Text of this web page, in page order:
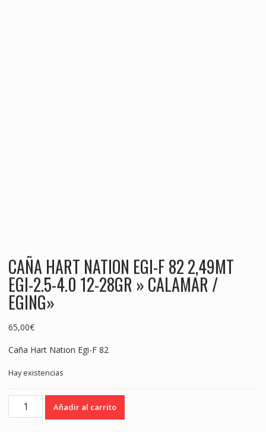
CAÑA HART NATION EGI-F 82 2,49MT
EGI-2.5-4.0 12-28GR » CALAMAR /
EGING»
65,00€
Caña Hart Nation Egi-F 82
Hay existencias
CAÑA
Añadir al carrito